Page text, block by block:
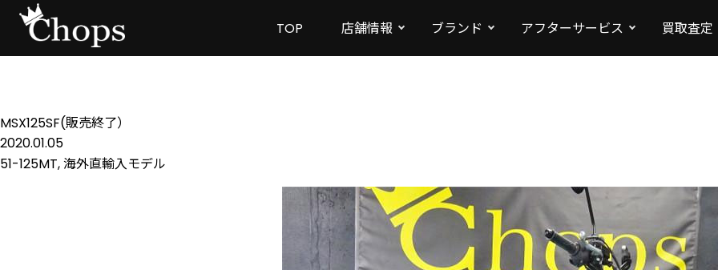
TOP 店舗情報 ブランド アフターサービス 買取査定
MSX125SF(販売終了）
2020.01.05
51-125MT,海外直輸入モデル